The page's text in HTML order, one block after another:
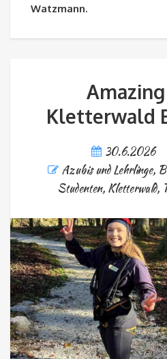
Watzmann.
Kletterwald
30.6.2026
Azubis und Lehrlinge,
Studenten, Kletterwald,